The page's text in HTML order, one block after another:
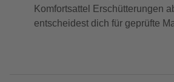
Komfortsattel Erschütterungen
entscheidest dich für geprüfte